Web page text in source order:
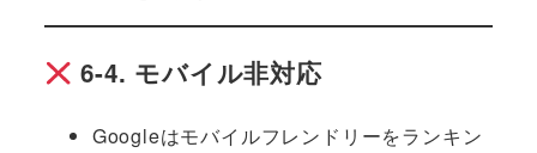
6-4. モバイル非対応
Googleはモバイルフレンドリーをランキン